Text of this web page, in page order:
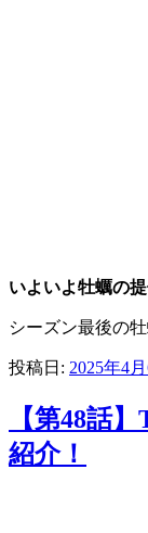
いよいよ牡蠣の
シーズン最後の
投稿日: 2025年4月
【第48話
紹介！